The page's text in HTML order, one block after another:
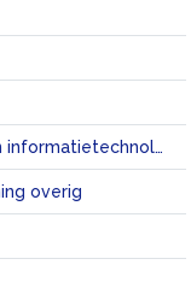
09T3 elektrotechniek en informatietechnologie
overig